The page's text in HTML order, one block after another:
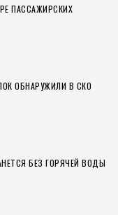
ПАССАЖИРСКИХ
ОБНАРУЖИЛИ В СКО
БЕЗ ГОРЯЧЕЙ ВОДЫ